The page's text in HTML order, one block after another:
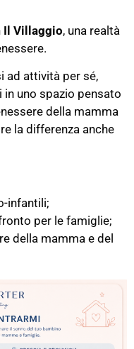
Il Villaggio, una realtà
ad attività per sé,
uno spazio pensato
della mamma
la differenza anche
infantili;
per le famiglie;
della mamma e del